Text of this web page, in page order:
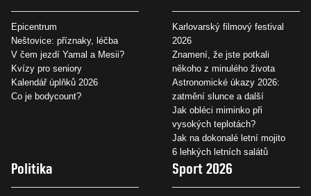
Epicentrum
Neštovice: příznaky, léčba
V čem jezdí Yamal a Mesii?
Kvízy pro seniory
Kalendář úplňků 2026
Co je bodycount?
Karlovarský filmový festival
2026
Znamení, že jste potkali
někoho z minulého života
Astronomické úkazy 2026:
zatmění slunce a další
Jak obléci miminko při
vysokých teplotách?
Jak na dokonalé letní mojito
6 lehkých letních salátů
Politika Sport 2026